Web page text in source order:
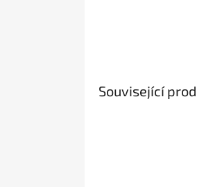
Související